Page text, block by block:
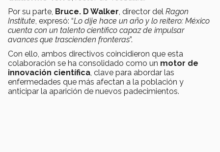
Por su parte, Bruce. D Walker , director del Ragon
Institute , expresó: “Lo dije hace un año y lo reitero: México
cuenta con un talento científico capaz de impulsar
avances que trascienden fronteras”.
Con ello, ambos directivos coincidieron que esta
colaboración se ha consolidado como un motor de
innovación científica , clave para abordar las
enfermedades que más afectan a la población y
anticipar la aparición de nuevos padecimientos.